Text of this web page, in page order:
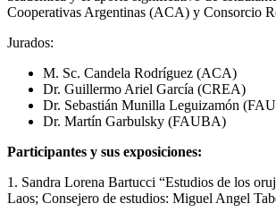
Cooperativas Argentinas (ACA) y Consorcio
Jurados:
M. Sc. Candela Rodríguez (ACA)
Dr. Guillermo Ariel García (CREA)
Dr. Sebastián Munilla Leguizamón
Dr. Martín Garbulsky (FAUBA)
Participantes y sus exposiciones:
1. Sandra Lorena Bartucci “Estudios de los
Laos; Consejero de estudios: Miguel Angel